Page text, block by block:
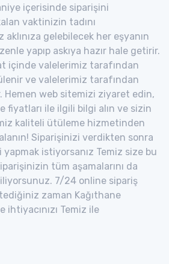
içerisinde siparişini
vaktinizin tadını
aklınıza gelebilecek her eşyanın
yapıp askıya hazır hale getirir.
içinde valelerimiz tarafından
ve valelerimiz tarafından
Hemen web sitemizi ziyaret edin,
fiyatları ile ilgili bilgi alın ve sizin
kaliteli ütüleme hizmetinden
Siparişinizi verdikten sonra
istiyorsanız Temiz size bu
tüm aşamalarını da
7/24 online sipariş
zaman Kağıthane
Temiz ile